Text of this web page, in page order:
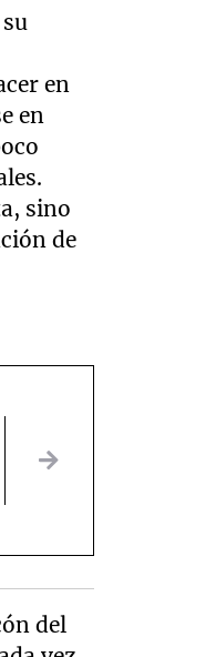
en
en
sino
de
del